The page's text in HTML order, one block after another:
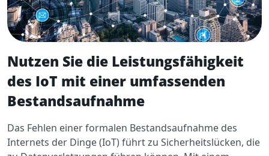
Nutzen Sie die Leistungsfähigkeit
des IoT mit einer umfassenden
Bestandsaufnahme
Das Fehlen einer formalen Bestandsaufnahme des
Internets der Dinge (IoT) führt zu Sicherheitslücken, die